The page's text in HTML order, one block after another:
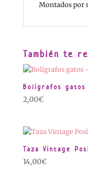
Montados por
También te
Bolígrafos gatos
2,00€
Taza Vintage
14,00€